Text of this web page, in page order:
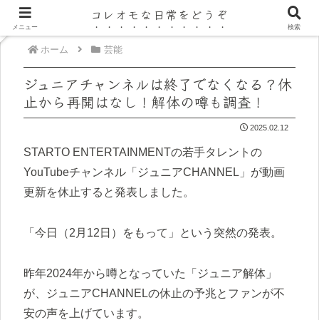
ホーム 芸能
ジュニアチャンネルは終了でなくなる？休
止から再開はなし！解体の噂も調査！
2025.02.12
STARTO ENTERTAINMENTの若手タレントの
YouTubeチャンネル「ジュニアCHANNEL」が動画
更新を休止すると発表しました。
「今日（2月12日）をもって」という突然の発表。
昨年2024年から噂となっていた「ジュニア解体」
が、ジュニアCHANNELの休止の予兆とファンが不
安の声を上げています。
メニュー
コレオモな日常をどうぞ
検索